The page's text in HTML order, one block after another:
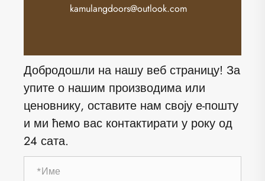
kamulangdoors@outlook.com
Добродошли на нашу веб страницу! За
упите о нашим производима или
ценовнику, оставите нам своју е-пошту
и ми ћемо вас контактирати у року од
24 сата.